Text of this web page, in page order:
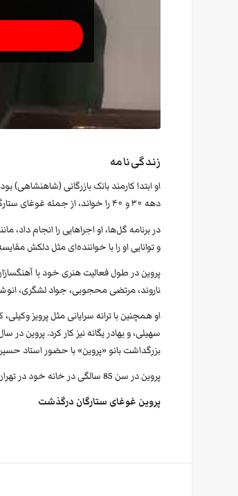
زندگی‌نامه
دهه ۳۰ و ۴۰ را خواند، از جمله غوغای ستارگان، پیک سحری، درد عشق و انتظار، و زمستان.
در برنامه گل‌ها، او اجراهایی را انجام
و توانایی او را با خواننده‌ای مثل دلکش
ناروند، مرتضی محجوبی، جواد لشگری،
او همچنین با ترانه سرایانی مثل پرویز
بزرگداشت بانو «پروین» با حضور استاد
پروین در سن 85 سالگی در خانه خود در تهران درگذشت.
پروین غوغای ستارگان درگذشت